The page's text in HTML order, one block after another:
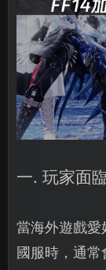
一. 玩家面
當海外遊戲愛
國服時，通常